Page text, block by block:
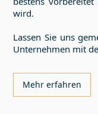
wird.
Lassen Sie uns
Unternehmen mit
Mehr erfahren